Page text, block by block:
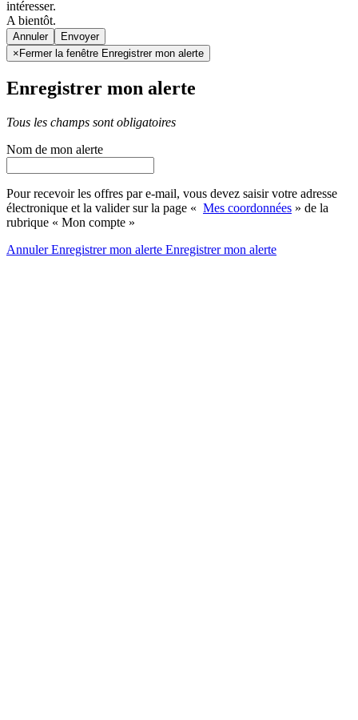
intéresser.
A bientôt.
Annuler
× Fermer la fenêtre Enregistrer mon alerte
Enregistrer mon alerte
Tous les champs sont obligatoires
Nom de mon alerte
Pour recevoir les offres par e-mail, vous devez saisir votre adresse
électronique et la valider sur la page « Mes coordonnées » de la
rubrique « Mon compte »
AnnulerEnregistrer mon alerte Enregistrermon alerte